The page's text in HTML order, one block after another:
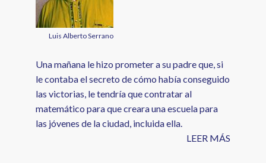
Luis Alberto Serrano
Una mañana le hizo prometer a su padre que, si
le contaba el secreto de cómo había conseguido
las victorias, le tendría que contratar al
matemático para que creara una escuela para
las jóvenes de la ciudad, incluida ella.
LEER MÁS